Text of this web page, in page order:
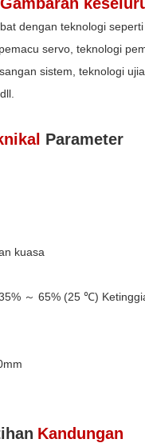
dengan teknologi
servo, teknologi
sistem, teknologi
Parameter
kuasa
～ 65% (25 ℃)
Kandungan